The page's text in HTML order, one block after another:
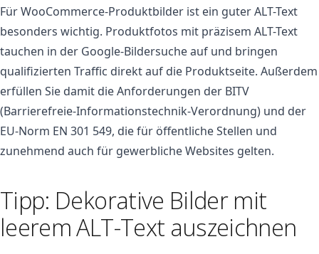
Für WooCommerce-Produktbilder ist ein guter ALT-Text
besonders wichtig. Produktfotos mit präzisem ALT-Text
tauchen in der Google-Bildersuche auf und bringen
qualifizierten Traffic direkt auf die Produktseite. Außerdem
erfüllen Sie damit die Anforderungen der BITV
(Barrierefreie-Informationstechnik-Verordnung) und der
EU-Norm EN 301 549, die für öffentliche Stellen und
zunehmend auch für gewerbliche Websites gelten.
Tipp: Dekorative Bilder mit
leerem ALT-Text auszeichnen